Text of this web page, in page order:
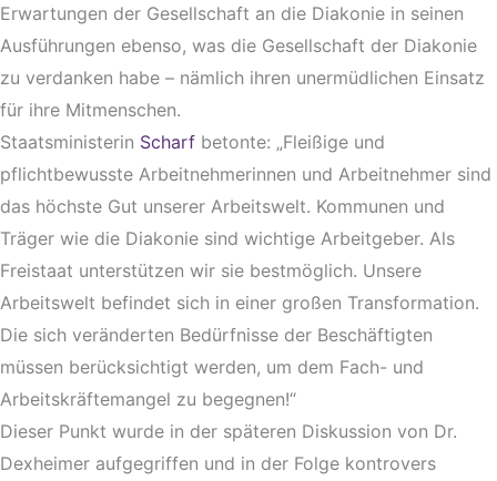
Erwartungen der Gesellschaft an die Diakonie in seinen
Ausführungen ebenso, was die Gesellschaft der Diakonie
zu verdanken habe – nämlich ihren unermüdlichen Einsatz
für ihre Mitmenschen.
Staatsministerin Scharf betonte: „Fleißige und
pflichtbewusste Arbeitnehmerinnen und Arbeitnehmer sind
das höchste Gut unserer Arbeitswelt. Kommunen und
Träger wie die Diakonie sind wichtige Arbeitgeber. Als
Freistaat unterstützen wir sie bestmöglich. Unsere
Arbeitswelt befindet sich in einer großen Transformation.
Die sich veränderten Bedürfnisse der Beschäftigten
müssen berücksichtigt werden, um dem Fach- und
Arbeitskräftemangel zu begegnen!“
Dieser Punkt wurde in der späteren Diskussion von Dr.
Dexheimer aufgegriffen und in der Folge kontrovers